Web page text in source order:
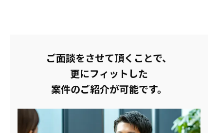
ご面談をさせて頂くことで、
更にフィットした
案件のご紹介が可能です。